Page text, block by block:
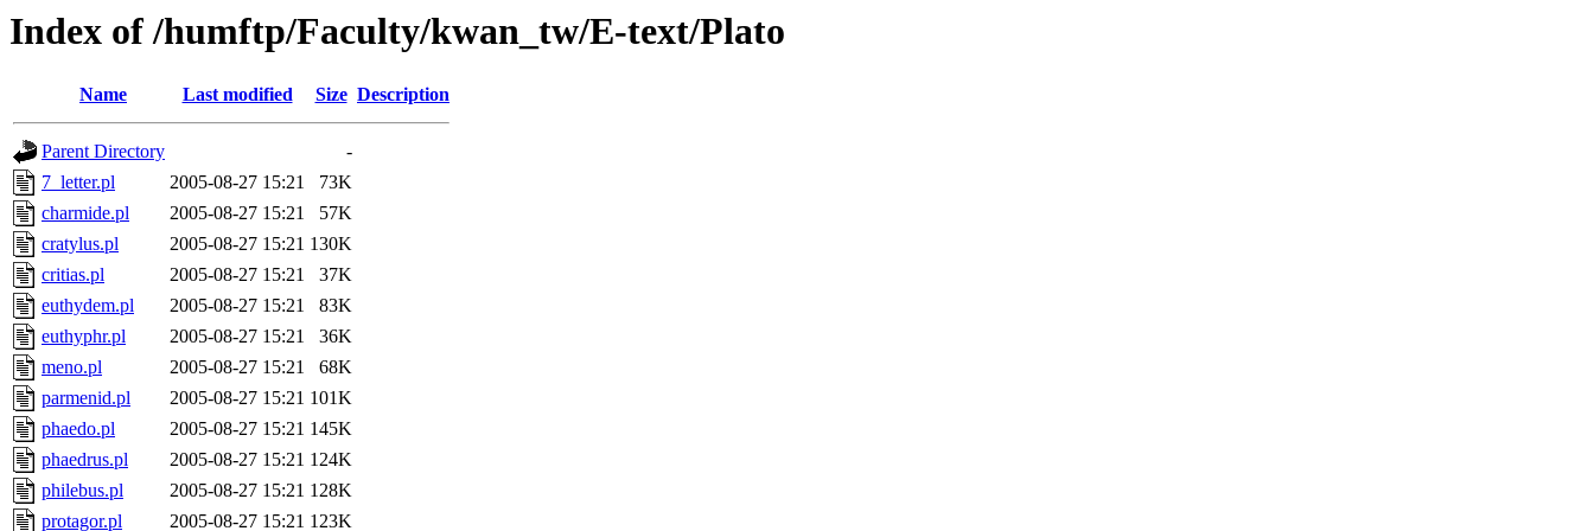
Index of /humftp/Faculty/kwan_tw/E-text/Plato
Name Last modified Size Description
Parent Directory
-
7_letter.pl
2005-08-27 15:21
73K
charmide.pl
2005-08-27 15:21
57K
cratylus.pl
2005-08-27 15:21 130K
critias.pl
2005-08-27 15:21
37K
euthydem.pl
2005-08-27 15:21
83K
euthyphr.pl
2005-08-27 15:21
36K
meno.pl
2005-08-27 15:21
68K
parmenid.pl
2005-08-27 15:21 101K
phaedo.pl
2005-08-27 15:21 145K
phaedrus.pl
2005-08-27 15:21 124K
philebus.pl
2005-08-27 15:21 128K
protagor.pl
2005-08-27 15:21 123K